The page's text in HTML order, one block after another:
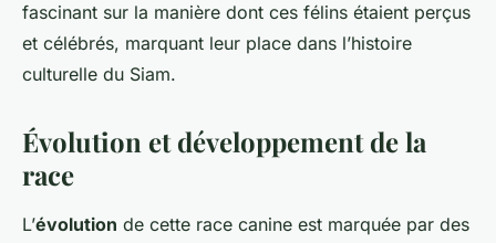
fascinant sur la manière dont ces félins étaient perçus
et célébrés, marquant leur place dans l’histoire
culturelle du Siam.
Évolution et développement de la
race
L’évolution de cette race canine est marquée par des